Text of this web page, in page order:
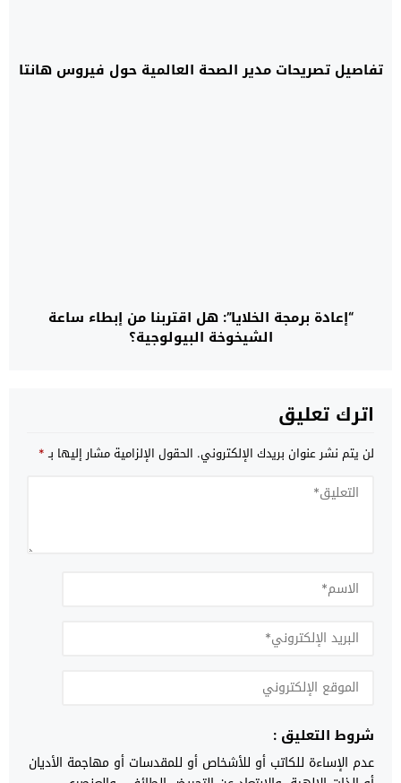
تفاصيل تصريحات مدير الصحة العالمية حول فيروس هانتا
“إعادة برمجة الخلايا”: هل اقتربنا من إبطاء ساعة
الشيخوخة البيولوجية؟
اترك تعليق
لن يتم نشر عنوان بريدك الإلكتروني. الحقول الإلزامية مشار إليها بـ*
شروط التعليق :
عدم الإساءة للكاتب أو للأشخاص أو للمقدسات أو مهاجمة الأديان